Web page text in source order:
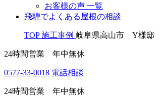
お客様の声 一覧
飛騨でよくある屋根の相談
TOP 施工事例 岐阜県高山市 Y様邸
24時間営業 年中無休
0577-33-0018 電話相談
24時間営業 年中無休